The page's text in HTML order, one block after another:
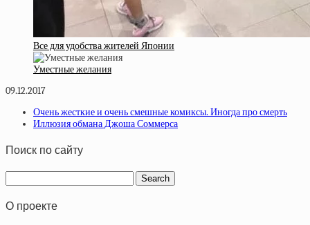
Все для удобства жителей Японии
Уместные желания
09.12.2017
Очень жесткие и очень смешные комиксы. Иногда про смерть
Иллюзия обмана Джоша Соммерса
Поиск по сайту
О проекте